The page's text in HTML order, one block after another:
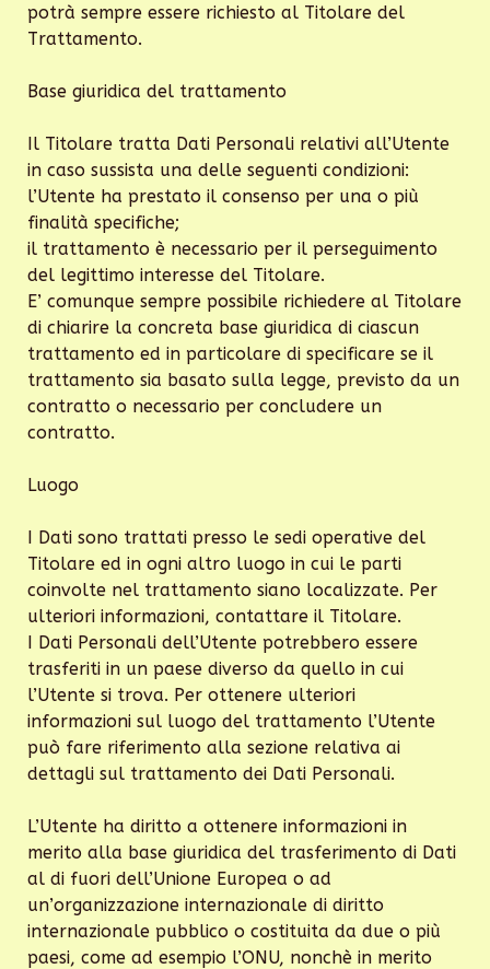
potrà sempre essere richiesto al Titolare del
Trattamento.
Base giuridica del trattamento
Il Titolare tratta Dati Personali relativi all’Utente
in caso sussista una delle seguenti condizioni:
l’Utente ha prestato il consenso per una o più
finalità specifiche;
il trattamento è necessario per il perseguimento
del legittimo interesse del Titolare.
E’ comunque sempre possibile richiedere al Titolare
di chiarire la concreta base giuridica di ciascun
trattamento ed in particolare di specificare se il
trattamento sia basato sulla legge, previsto da un
contratto o necessario per concludere un
contratto.
Luogo
I Dati sono trattati presso le sedi operative del
Titolare ed in ogni altro luogo in cui le parti
coinvolte nel trattamento siano localizzate. Per
ulteriori informazioni, contattare il Titolare.
I Dati Personali dell’Utente potrebbero essere
trasferiti in un paese diverso da quello in cui
l’Utente si trova. Per ottenere ulteriori
informazioni sul luogo del trattamento l’Utente
può fare riferimento alla sezione relativa ai
dettagli sul trattamento dei Dati Personali.
L’Utente ha diritto a ottenere informazioni in
merito alla base giuridica del trasferimento di Dati
al di fuori dell’Unione Europea o ad
un’organizzazione internazionale di diritto
internazionale pubblico o costituita da due o più
paesi, come ad esempio l’ONU, nonchè in merito